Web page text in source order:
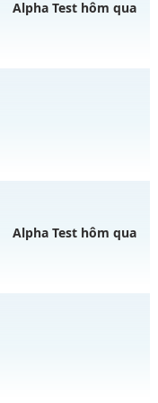
vào 13h
Alpha Test hôm qua
08/2626
01/08/2626
Alpha Test hôm qua
08/2626